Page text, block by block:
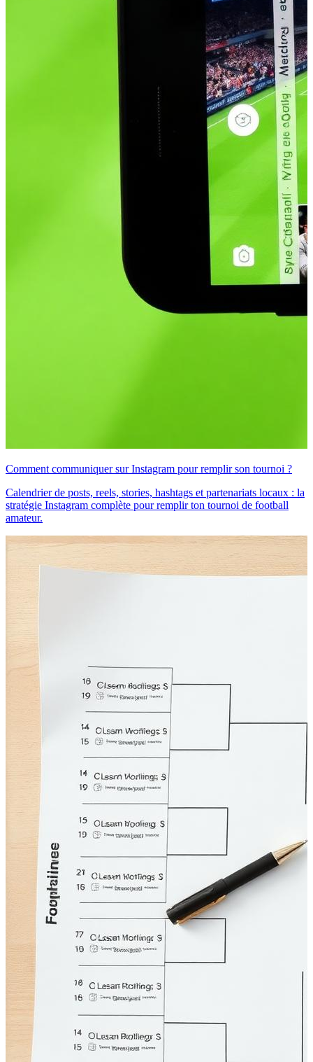
Comment communiquer sur Instagram pour remplir son tournoi ?
Calendrier de posts, reels, stories, hashtags et partenariats locaux : la
stratégie Instagram complète pour remplir ton tournoi de football
amateur.